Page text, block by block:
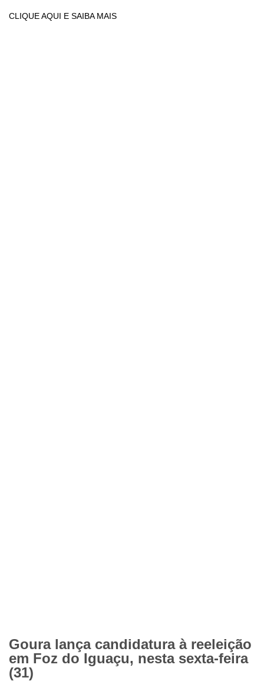
CLIQUE AQUI E SAIBA MAIS
Goura lança candidatura à reeleição
em Foz do Iguaçu, nesta sexta-feira
(31)